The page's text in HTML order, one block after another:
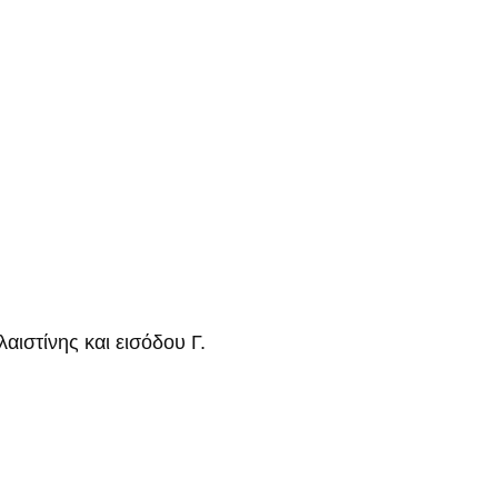
και εισόδου Γ.